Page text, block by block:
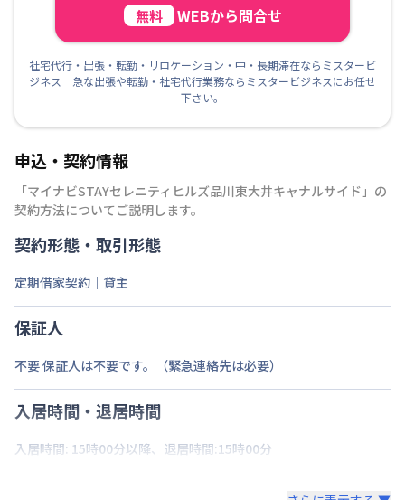
無料 WEBから問合せ
社宅代行・出張・転勤・リロケーション・中・長期滞在ならミスタービ
ジネス 急な出張や転勤・社宅代行業務ならミスタービジネスにお任せ
下さい。
申込・契約情報
「マイナビSTAYセレニティヒルズ品川東大井キャナルサイド 」の
契約方法についてご説明します。
契約形態・取引形態
定期借家契約｜貸主
保証人
不要 保証人は不要です。（緊急連絡先は必要）
入居時間・退居時間
入居時間: 15時00分以降、退居時間:15時00分